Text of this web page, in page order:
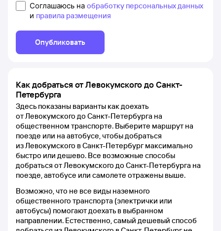
Соглашаюсь на обработку персональных данных
и правила размещения
Опубликовать
Как добраться от Левокумского до Санкт-
Петербурга
Здесь показаны варианты как доехать
от Левокумского до Санкт-Петербурга на
общественном транспорте. Выберите маршрут на
поезде или на автобусе, чтобы добраться
из Левокумского в Санкт-Петербург максимально
быстро или дешево. Все возможные способы
добраться от Левокумского до Санкт-Петербурга на
поезде, автобусе или самолете отражены выше.
Возможно, что не все виды наземного
общественного транспорта (электрички или
автобусы) помогают доехать в выбранном
направлении. Естественно, самый дешевый способ